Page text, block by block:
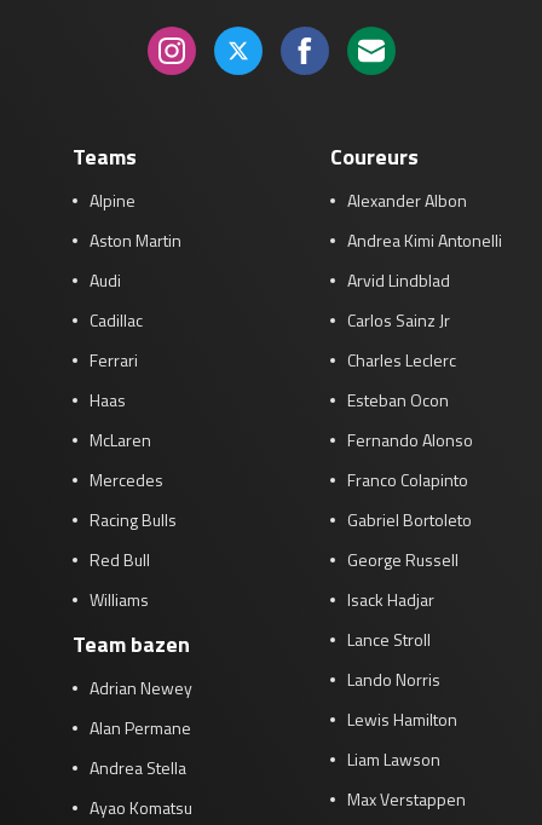
Teams
Alpine
Aston Martin
Audi
Cadillac
Ferrari
Haas
McLaren
Mercedes
Racing Bulls
Red Bull
Williams
Team bazen
Adrian Newey
Alan Permane
Andrea Stella
Ayao Komatsu
Coureurs
Alexander Albon
Andrea Kimi Antonelli
Arvid Lindblad
Carlos Sainz Jr
Charles Leclerc
Esteban Ocon
Fernando Alonso
Franco Colapinto
Gabriel Bortoleto
George Russell
Isack Hadjar
Lance Stroll
Lando Norris
Lewis Hamilton
Liam Lawson
Max Verstappen